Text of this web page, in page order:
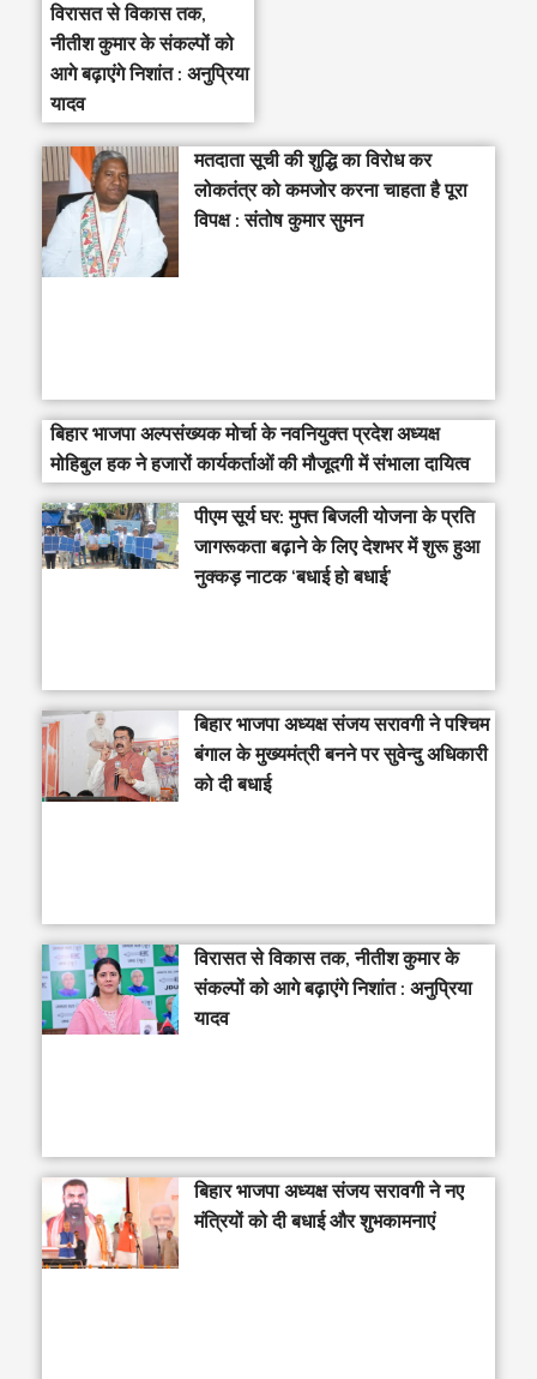
विरासत से विकास तक,
नीतीश कुमार के संकल्पों को
आगे बढ़ाएंगे निशांत : अनुप्रिया
यादव
मतदाता सूची की शुद्धि का विरोध कर
लोकतंत्र को कमजोर करना चाहता है पूरा
विपक्ष : संतोष कुमार सुमन
बिहार भाजपा अल्पसंख्यक मोर्चा के नवनियुक्त प्रदेश अध्यक्ष
मोहिबुल हक ने हजारों कार्यकर्ताओं की मौजूदगी में संभाला दायित्व
पीएम सूर्य घर: मुफ्त बिजली योजना के प्रति
जागरूकता बढ़ाने के लिए देशभर में शुरू हुआ
नुक्कड़ नाटक ‘बधाई हो बधाई’
‎बिहार भाजपा अध्यक्ष संजय सरावगी ने पश्चिम
बंगाल के मुख्यमंत्री बनने पर सुवेन्दु अधिकारी
को दी बधाई
विरासत से विकास तक, नीतीश कुमार के
संकल्पों को आगे बढ़ाएंगे निशांत : अनुप्रिया
यादव
बिहार भाजपा अध्यक्ष संजय सरावगी ने नए
मंत्रियों को दी बधाई और शुभकामनाएं